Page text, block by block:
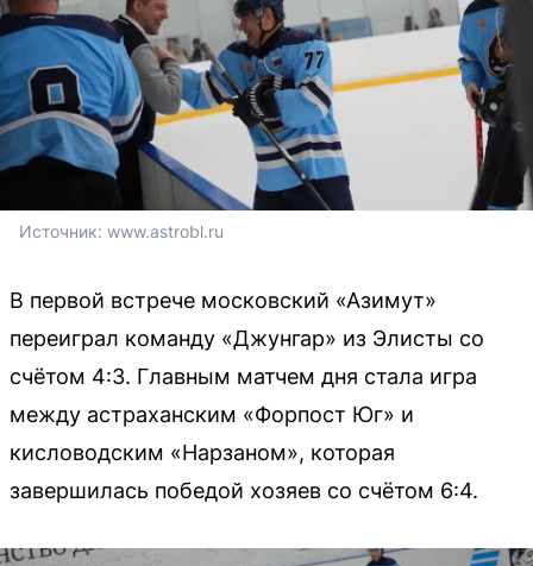
Источник: www.astrobl.ru
В первой встрече московский «Азимут»
переиграл команду «Джунгар» из Элисты со
счётом 4:3. Главным матчем дня стала игра
между астраханским «Форпост Юг» и
кисловодским «Нарзаном», которая
завершилась победой хозяев со счётом 6:4.